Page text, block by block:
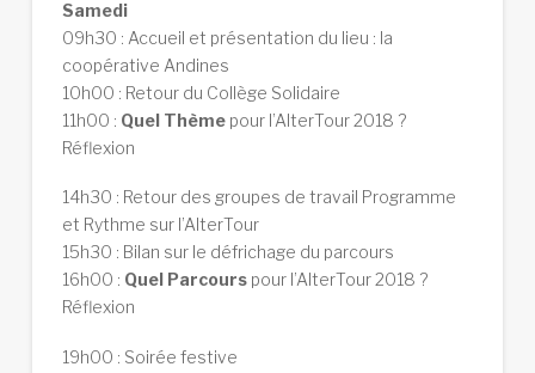
Samedi
09h30 : Accueil et présentation du lieu : la
coopérative Andines
10h00 : Retour du Collège Solidaire
11h00 : Quel Thèmepour l’AlterTour 2018 ?
Réflexion
14h30 : Retour des groupes de travail Programme
et Rythme sur l’AlterTour
15h30 : Bilan sur le défrichage du parcours
16h00 : Quel Parcourspour l’AlterTour 2018 ?
Réflexion
19h00 : Soirée festive